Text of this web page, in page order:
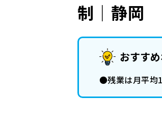
制｜静岡
おすす
●残業は月平均